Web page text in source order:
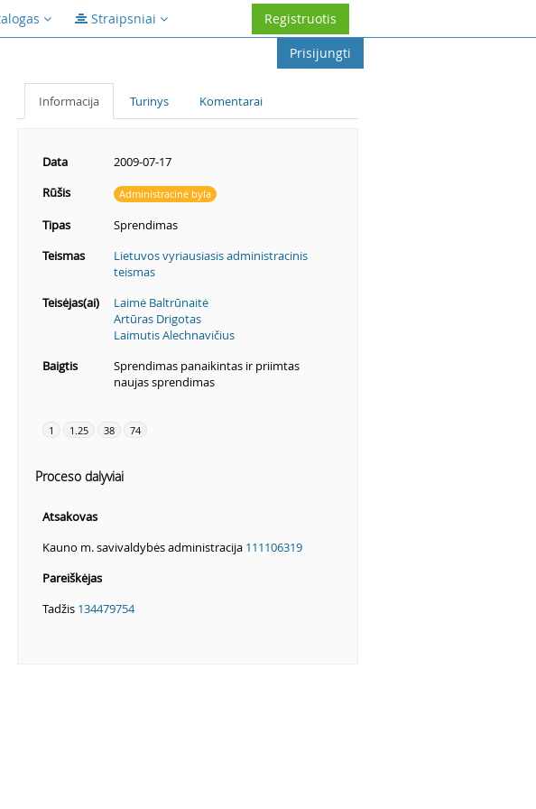
Straipsniai
Registruotis
Prisijungti
Informacija Turinys Komentarai
Data
2009-07-17
Rūšis
Administracinė byla
Tipas
Sprendimas
Teismas
Lietuvos vyriausiasis administracinis
teismas
Teisėjas(ai)
Laimė Baltrūnaitė
Artūras Drigotas
Laimutis Alechnavičius
Baigtis
Sprendimas panaikintas ir priimtas
naujas sprendimas
1 1.25 38 74
Proceso dalyviai
Atsakovas
Kauno m. savivaldybės administracija 111106319
Pareiškėjas
Tadžis 134479754